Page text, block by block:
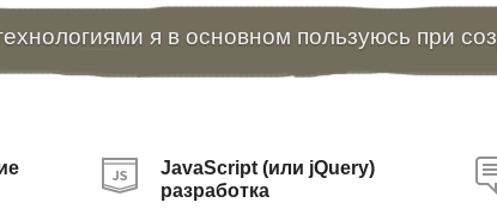
я в основном пользуюсь при
JavaScript (или jQuery)
разработка